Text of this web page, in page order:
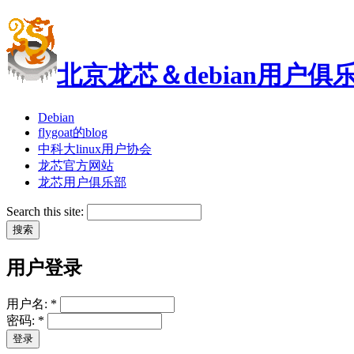
北京龙芯＆debian用户俱
Debian
flygoat的blog
中科大linux用户协会
龙芯官方网站
龙芯用户俱乐部
Search this site:
用户登录
用户名: *
密码: *